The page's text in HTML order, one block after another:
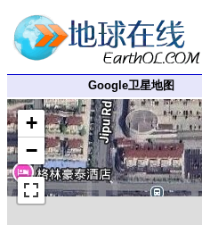
Google卫星地图
+
−